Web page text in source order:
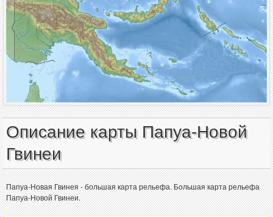
Описание карты Папуа-Новой
Гвинеи
Папуа-Новая Гвинея - большая карта рельефа. Большая карта рельефа
Папуа-Новой Гвинеи.